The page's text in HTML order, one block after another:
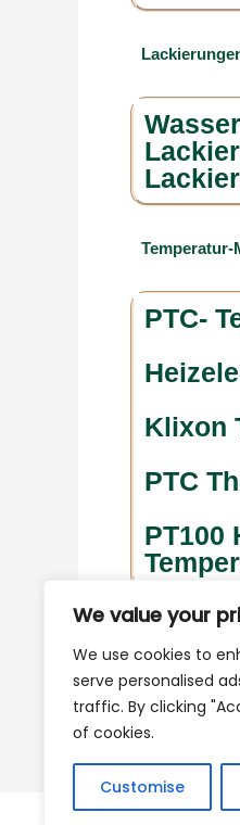
We value your
We use cookies to
serve personalised
traffic. By clicking
of cookies.
Customise
Temperatur-
PTC-
Klixon
PTC
PT100